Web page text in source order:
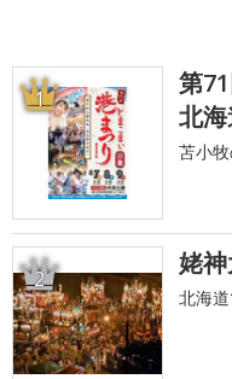
1
第
北
苫小
2 姥
北海